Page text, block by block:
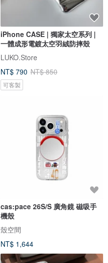
iPhone CASE | 獨家太空系列 |
一體成形電鍍太空羽絨防摔殼
LUKO.Store
NT$ 790 NT$ 850
可客製
cas:pace 26S/S 廣角鏡 磁吸手
機殼
殼空間
NT$ 1,644